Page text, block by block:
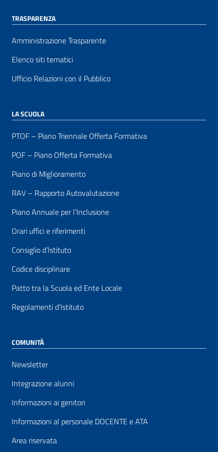
TRASPARENZA
Amministrazione Trasparente
Elenco siti tematici
Ufficio Relazioni con il Pubblico
LA SCUOLA
PTOF – Piano Triennale Offerta Formativa
POF – Piano Offerta Formativa
Piano di Miglioramento
RAV – Rapporto Autovalutazione
Piano Annuale per l’Inclusione
Orari uffici e riferimenti
Consiglio d’Istituto
Codice disciplinare
Patto tra la Scuola ed Ente Locale
Regolamenti d’Istituto
COMUNITÀ
Newsletter
Integrazione alunni
Informazioni ai genitori
Informazioni al personale DOCENTE e ATA
Area riservata